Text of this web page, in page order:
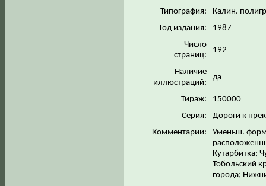
Типография:
Калин.
Год издания:
1987
Число
страниц:
192
Наличие
иллюстраций:
да
Тираж:
150000
Серия:
Дороги к
Комментарии:
Уменьш.
Кутарбитка;
Тобольский
города;